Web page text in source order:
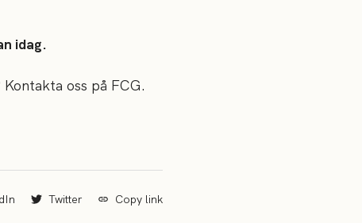
idag.
oss på FCG.
Twitter Copy link